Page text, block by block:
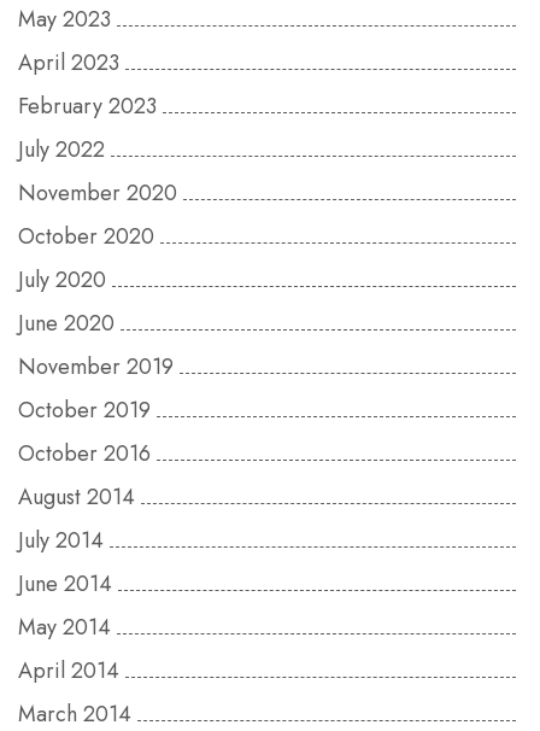
May 2023
April 2023
February 2023
July 2022
November 2020
October 2020
July 2020
June 2020
November 2019
October 2019
October 2016
August 2014
July 2014
June 2014
May 2014
April 2014
March 2014